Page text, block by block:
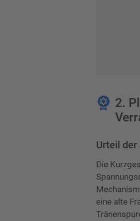
2.
Urteil der
Die
eine alte